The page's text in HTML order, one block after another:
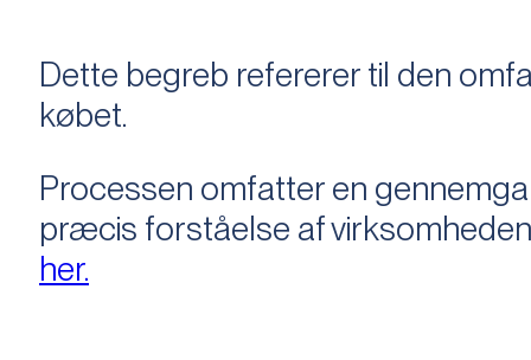
Dette begreb refererer til den
købet.
Processen omfatter en
præcis forståelse af
her.